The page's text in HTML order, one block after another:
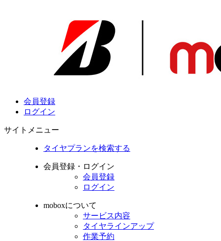
会員登録
ログイン
サイトメニュー
タイヤプランを検索する
会員登録・ログイン
会員登録
ログイン
moboxについて
サービス内容
タイヤラインアップ
作業予約